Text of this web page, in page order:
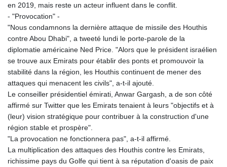
en 2019, mais reste un acteur influent dans le conflit.
- "Provocation" -
"Nous condamnons la dernière attaque de missile des Houthis
contre Abou Dhabi", a tweeté lundi le porte-parole de la
diplomatie américaine Ned Price. "Alors que le président israélien
se trouve aux Emirats pour établir des ponts et promouvoir la
stabilité dans la région, les Houthis continuent de mener des
attaques qui menacent les civils", a-t-il ajouté.
Le conseiller présidentiel émirati, Anwar Gargash, a de son côté
affirmé sur Twitter que les Emirats tenaient à leurs "objectifs et à
(leur) vision stratégique pour contribuer à la construction d'une
région stable et prospère".
"La provocation ne fonctionnera pas", a-t-il affirmé.
La multiplication des attaques des Houthis contre les Emirats,
richissime pays du Golfe qui tient à sa réputation d'oasis de paix